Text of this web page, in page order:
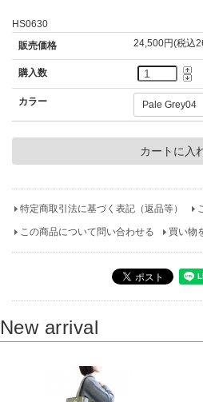
HS0630
販売価格
24,500円(税込
購入数
カラー
特定商取引法に基づく表記（返品等）
この商品について問い合わせる 買い物
New arrival